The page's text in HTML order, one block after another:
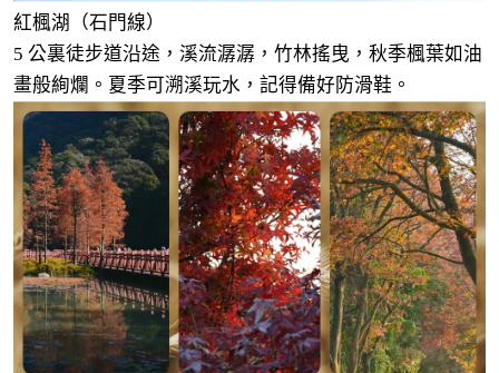
紅楓湖（石門線）
5 公裏徒步道沿途，溪流潺潺，竹林搖曳，秋季楓葉如油
畫般絢爛。夏季可溯溪玩水，記得備好防滑鞋。